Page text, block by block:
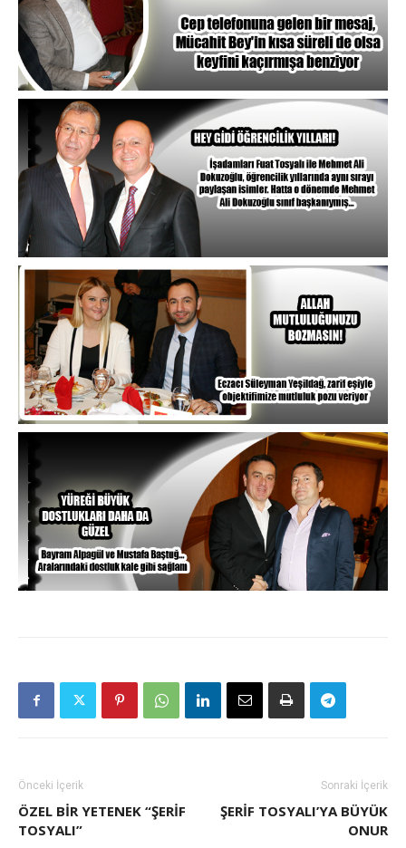
Önceki İçerik
ÖZEL BIR YETENEK “ŞERIF
TOSYALI”
Sonraki İçerik
ŞERIF TOSYALI’YA BÜYÜK
ONUR